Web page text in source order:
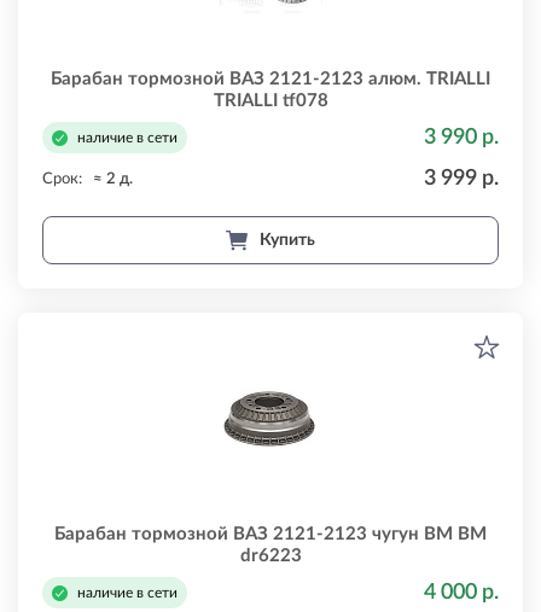
Барабан тормозной ВАЗ 2121-2123 алюм. TRIALLI
TRIALLI tf078
наличие в сети 3 990 р.
Срок: ≈ 2 д. 3 999 р.
Купить
Барабан тормозной ВАЗ 2121-2123 чугун BM BM
dr6223
наличие в сети 4 000 р.